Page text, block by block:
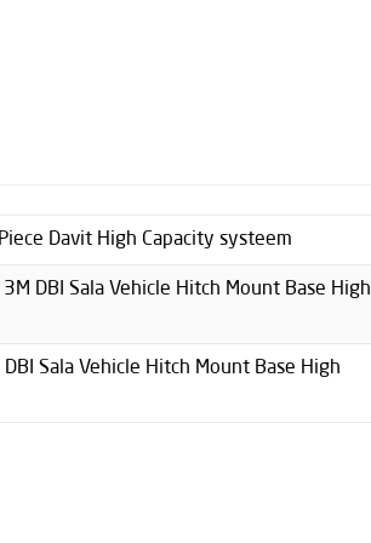
Davit High Capacity systeem
3M DBI Sala Vehicle Hitch Mount Base High
Sala Vehicle Hitch Mount Base High